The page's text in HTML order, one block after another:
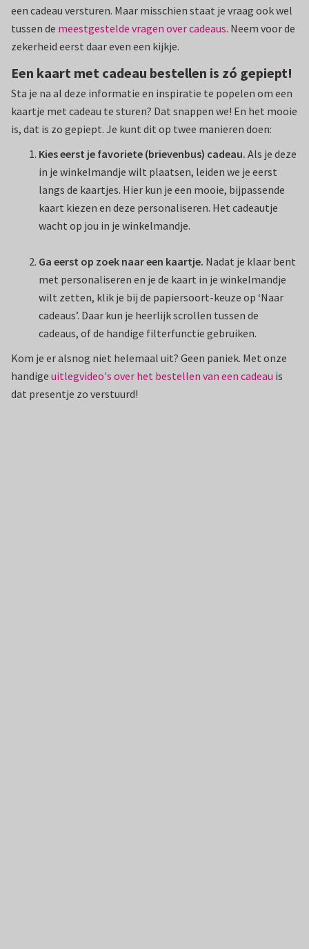
een cadeau versturen. Maar misschien staat je vraag ook wel
tussen de meestgestelde vragen over cadeaus. Neem voor de
zekerheid eerst daar even een kijkje.
Een kaart met cadeau bestellen is zó gepiept!
Sta je na al deze informatie en inspiratie te popelen om een
kaartje met cadeau te sturen? Dat snappen we! En het mooie
is, dat is zo gepiept. Je kunt dit op twee manieren doen:
Kies eerst je favoriete (brievenbus) cadeau. Als je deze
in je winkelmandje wilt plaatsen, leiden we je eerst
langs de kaartjes. Hier kun je een mooie, bijpassende
kaart kiezen en deze personaliseren. Het cadeautje
wacht op jou in je winkelmandje.
Ga eerst op zoek naar een kaartje. Nadat je klaar bent
met personaliseren en je de kaart in je winkelmandje
wilt zetten, klik je bij de papiersoort-keuze op ‘Naar
cadeaus’. Daar kun je heerlijk scrollen tussen de
cadeaus, of de handige filterfunctie gebruiken.
Kom je er alsnog niet helemaal uit? Geen paniek. Met onze
handige uitlegvideo's over het bestellen van een cadeau is
dat presentje zo verstuurd!